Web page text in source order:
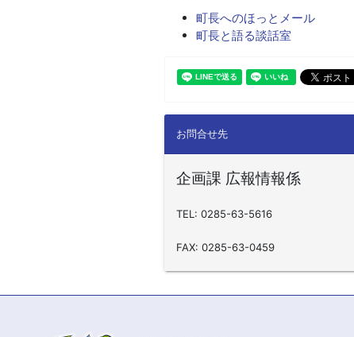
町長へのほっとメール
町長と語る談話室
お問合せ先
企画課 広報情報係
TEL: 0285-63-5616
FAX: 0285-63-0459